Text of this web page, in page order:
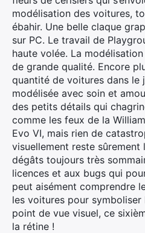
modélisation des voitures,
ébahir. Une belle claque
sur PC. Le travail de
haute volée. La
de grande qualité. Encore
quantité de voitures dans le
modélisée avec soin et
des petits détails qui
comme les feux de la
Evo VI, mais rien de
visuellement reste
dégâts toujours très
licences et aux bugs qui
peut aisément comprendre
les voitures pour symboliser
point de vue visuel, ce
la rétine !
Rechercher
: